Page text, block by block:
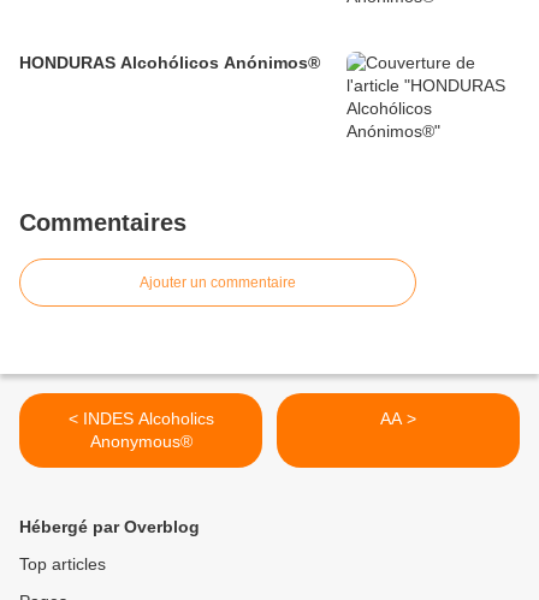
HONDURAS Alcohólicos Anónimos®
Commentaires
Ajouter un commentaire
< INDES Alcoholics
Anonymous®
AA >
Hébergé par Overblog
Top articles